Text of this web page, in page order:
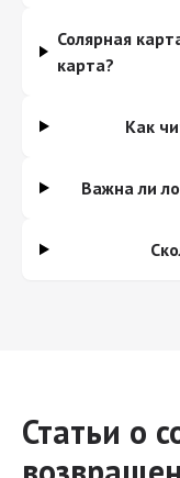
Солярная
карта?
Как
Важна ли
Статьи о